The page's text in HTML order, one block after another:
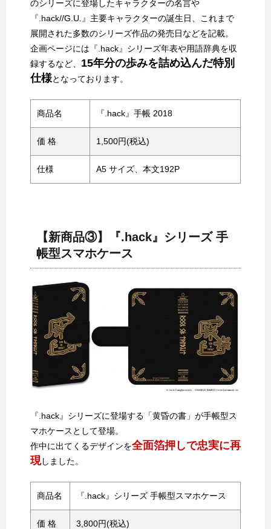
のシリーズに登場したキャラクターの名言や
『.hack//G.U.』主要キャラクターの誕生日、これまで
展開された多数のシリーズ作品の発売日などを記載。
企画ページには『.hack』シリーズ年表や用語辞典を収
録するなど、 15年分の歩みを詰め込んだ特別
仕様となっております。
商品名 『.hack』手帳 2018
価 格 1,500円(税込)
仕様 A5 サイズ、本文192P
【新商品③】『.hack』シリーズ 手
帳型スマホケース
『.hack』シリーズに登場する「黄昏の書」が手帳型ス
マホケースとして登場。
作中に出てくるデザインを全面箔押しで忠実に再
現しました。
商品名 『.hack』シリーズ 手帳型スマホケース
価 格 3,800円(税込)